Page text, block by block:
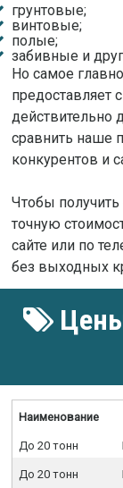
грунтовые;
винтовые;
полые;
забивные и
Но самое
предоставляет
сравнить наше
конкурентов и
Чтобы получить
точную
сайте или по
без выходных
Цены
Наименование
До 20 тонн
До 20 тонн